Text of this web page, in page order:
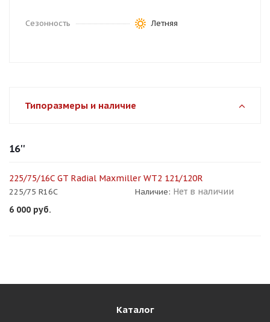
Сезонность Летняя
Типоразмеры и наличие
16''
225/75/16C GT Radial Maxmiller WT2 121/120R
225/75 R16C Наличие: Нет в наличии
6 000 руб.
Каталог